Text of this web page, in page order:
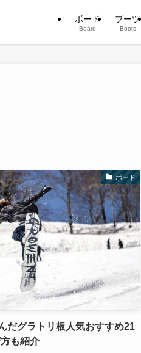
ボード
Board
ブーツ
Boots
ボード
だグラトリ板人気おすすめ21
も紹介